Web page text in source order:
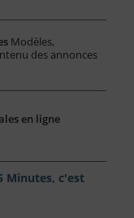
Modèles,
des annonces
en ligne
Minutes, c'est